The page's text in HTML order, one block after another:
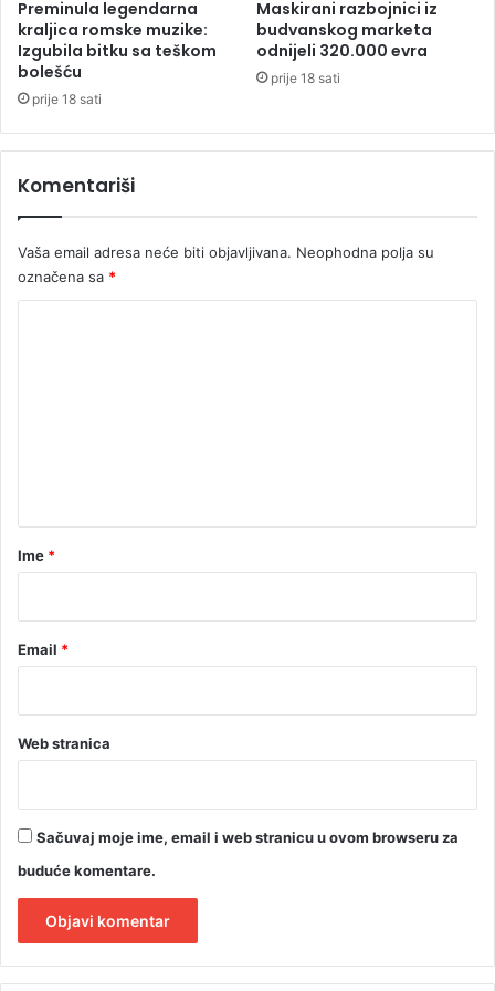
z
b
e
s
t
s
k
o
v
e
Preminula legendarna
kraljica romske muzike:
Izgubila bitku sa teškom
bolešću
prije 18 sati
Maskirani razbojnici iz
budvanskog marketa
odnijeli 320.000 evra
prije 18 sati
Komentariši
Vaša email adresa neće biti objavljivana. Neophodna polja su
označena sa *
rIme *
Email *
Web stranica
Sačuvaj moje ime, email i web stranicu u ovom browseru za
buduće komentare.